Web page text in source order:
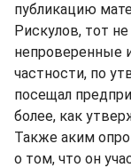
публикацию
Рискулов, тот
непроверенные
частности, по
посещал
более, как
Также аким
о том, что он